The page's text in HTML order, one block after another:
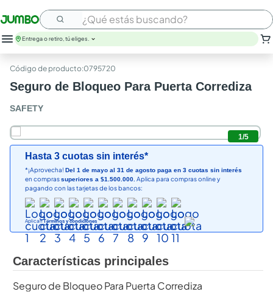
¿Qué estás buscando?
huevos
arroz
papel higienico
queso
nutribela
pollo
cafe
Entrega o retiro, tú eliges.
:0795720
Seguro de Bloqueo Para Puerta Corrediza
SAFETY
1/5
Hasta 3 cuotas sin interés*
*¡Aprovecha! Del 1 de mayo al 31 de agosto paga en 3 cuotas sin interés
en comprassuperiores a $1.500.000. Aplica para compras online y
pagando con las tarjetas de los bancos:
AplicanTérminos y condiciones
Características principales
Seguro de Bloqueo Para Puerta Corrediza